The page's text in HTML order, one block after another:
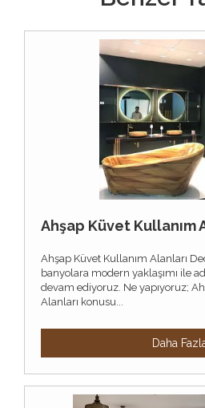
Ahşap Küvet Kullanım
Ahşap Küvet Kullanım Alanları
banyolara modern yaklaşımı ile
devam ediyoruz. Ne yapıyoruz;
Alanları konusu...
Daha